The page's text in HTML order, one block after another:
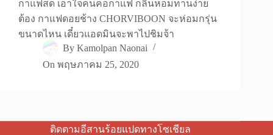
กาแฟสด เอาใจคนคอกาแฟ กลิ่นหอมทานง่าย
ต้อง กาแฟดอยช้าง CHORVIBOON จะห่อมกรุ่น
ขนาดไหน เดี๋ยวแอดมินจะพาไปชิมจ้า
By Kamolpan Naonai
On พฤษภาคม 25, 2020
ติดตามอีสานร้อยแปดทางโซเชียล